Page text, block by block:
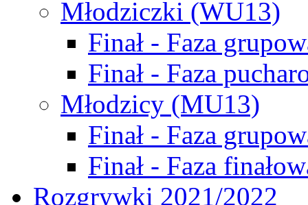
Młodziczki (WU13)
Finał - Faza
Finał - Faza
Młodzicy (MU13)
Finał - Faza
Finał - Faza
Rozgrywki 2021/2022